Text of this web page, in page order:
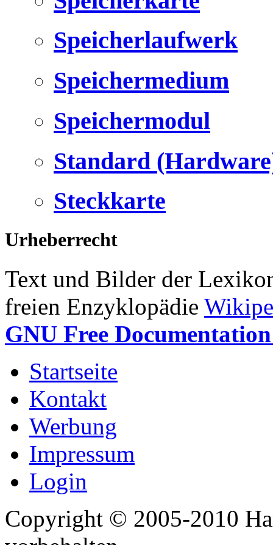
Speicherlaufwerk
Speichermedium
Speichermodul
Standard
Steckkarte
Urheberrecht
Text und Bilder der
freien Enzyklopädie
GNU Free
Startseite
Kontakt
Werbung
Impressum
Login
Copyright © 2005-2010